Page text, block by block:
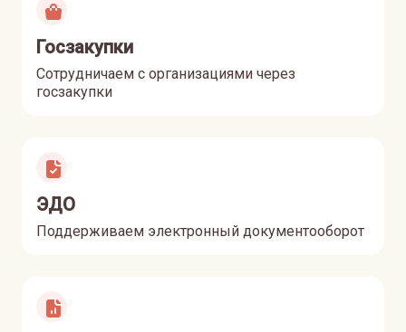
Госзакупки
Сотрудничаем с организациями через
госзакупки
ЭДО
Поддерживаем электронный документооборот